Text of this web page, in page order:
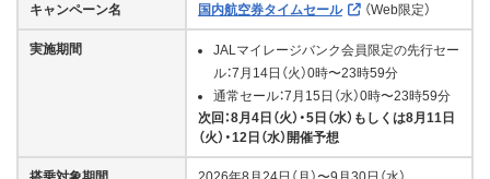
キャンペーン名 国内航空券タイムセール （Web限定）
実施期間
JALマイレージバンク会員限定の先行セー
ル：7月14日（火）0時〜23時59分
通常セール：7月15日（水）0時〜23時59分
次回：8月4日（火）・5日（水）もしくは8月11日
（火）・12日（水）開催予想